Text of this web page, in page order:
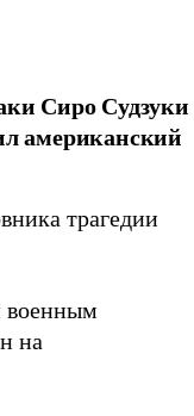
Сиро Судзуки
американский
трагедии
военным
на